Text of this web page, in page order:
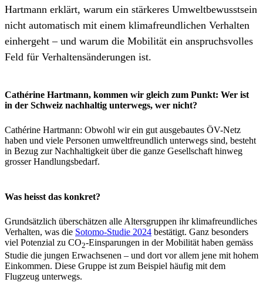
Hartmann erklärt, warum ein stärkeres Umweltbewusstsein
nicht automatisch mit einem klimafreundlichen Verhalten
einhergeht – und warum die Mobilität ein anspruchsvolles
Feld für Verhaltensänderungen ist.
Cathérine Hartmann, kommen wir gleich zum Punkt: Wer ist
in der Schweiz nachhaltig unterwegs, wer nicht?
Cathérine Hartmann: Obwohl wir ein gut ausgebautes ÖV-Netz
haben und viele Personen umweltfreundlich unterwegs sind, besteht
in Bezug zur Nachhaltigkeit über die ganze Gesellschaft hinweg
grosser Handlungsbedarf.
Was heisst das konkret?
Grundsätzlich überschätzen alle Altersgruppen ihr klimafreundliches
Verhalten, was die Sotomo-Studie 2024 bestätigt. Ganz besonders
viel Potenzial zu CO2-Einsparungen in der Mobilität haben gemäss
Studie die jungen Erwachsenen – und dort vor allem jene mit hohem
Einkommen. Diese Gruppe ist zum Beispiel häufig mit dem
Flugzeug unterwegs.